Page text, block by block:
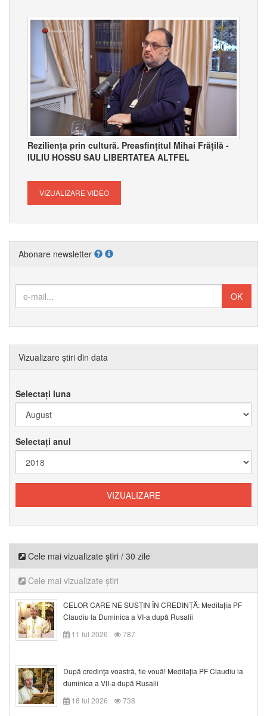
Reziliența prin cultură. Preasfințitul Mihai Frățilă -
IULIU HOSSU SAU LIBERTATEA ALTFEL
VIZUALIZARE VIDEO
Abonare newsletter
Vizualizare știri din data
Selectați luna
Selectați anul
Cele mai vizualizate știri / 30 zile
Cele mai vizualizate știri
CELOR CARE NE SUSȚIN ÎN CREDINȚĂ: Meditația PF
Claudiu la Duminica a VI-a după Rusalii
11 Iul 2026
787
După credinţa voastră, fie vouă! Meditația PF Claudiu la
duminica a VII-a după Rusalii
18 Iul 2026
738